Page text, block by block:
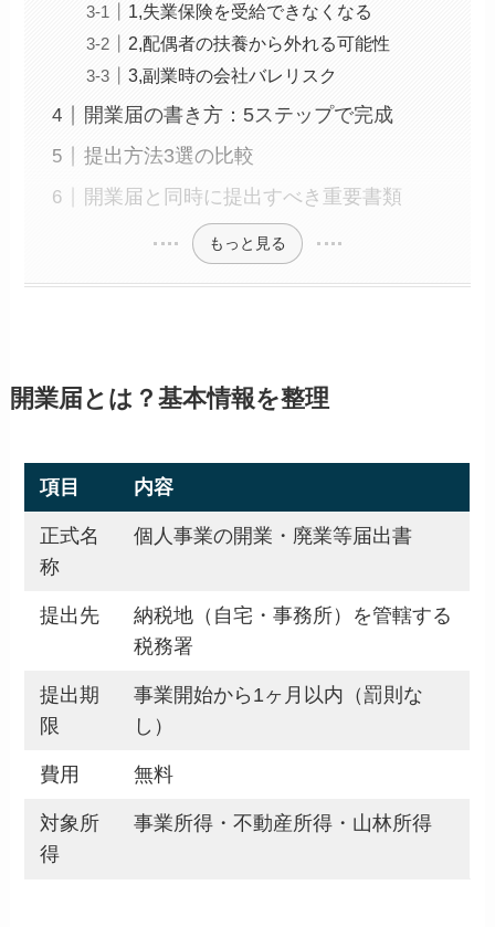
1,失業保険を受給できなくなる
2,配偶者の扶養から外れる可能性
3,副業時の会社バレリスク
開業届の書き方：5ステップで完成
提出方法3選の比較
開業届と同時に提出すべき重要書類
もっと見る
開業届とは？基本情報を整理
項目 内容
正式名
称
個人事業の開業・廃業等届出書
提出先
納税地（自宅・事務所）を管轄する
税務署
提出期
限
事業開始から1ヶ月以内（罰則な
し）
費用 無料
対象所
得
事業所得・不動産所得・山林所得